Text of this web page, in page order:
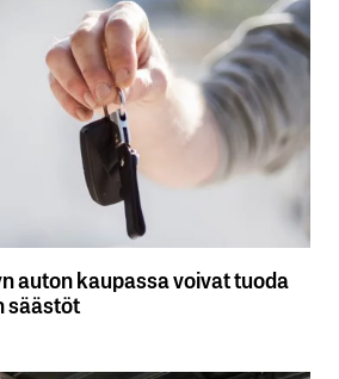
auton kaupassa voivat tuoda
säästöt